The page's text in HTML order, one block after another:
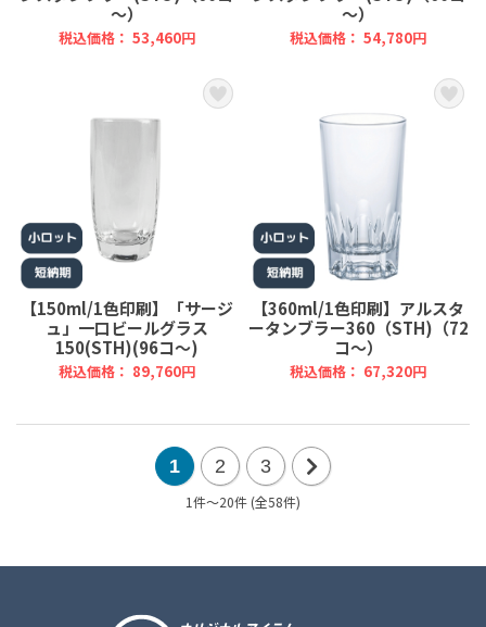
～）
税込価格： 53,460円
～）
税込価格： 54,780円
【150ml/1色印刷】「サージ
ュ」一口ビールグラス
150(STH)(96コ～)
税込価格： 89,760円
【360ml/1色印刷】アルスタ
ータンブラー360（STH)（72
コ～）
税込価格： 67,320円
1 2
3
1件～20件 (全58件)